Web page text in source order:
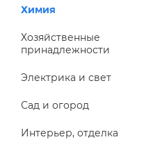
Химия
Хозяйственные
принадлежности
Электрика и свет
Сад и огород
Интерьер, отделка